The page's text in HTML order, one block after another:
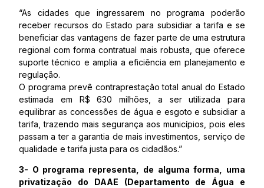
“As cidades que ingressarem no programa poderão
receber recursos do Estado para subsidiar a tarifa e se
beneficiar das vantagens de fazer parte de uma estrutura
regional com forma contratual mais robusta, que oferece
suporte técnico e amplia a eficiência em planejamento e
regulação.
O programa prevê contraprestação total anual do Estado
estimada em R$ 630 milhões, a ser utilizada para
equilibrar as concessões de água e esgoto e subsidiar a
tarifa, trazendo mais segurança aos municípios, pois eles
passam a ter a garantia de mais investimentos, serviço de
qualidade e tarifa justa para os cidadãos.”
3- O programa representa, de alguma forma, uma
privatização do DAAE (Departamento de Água e